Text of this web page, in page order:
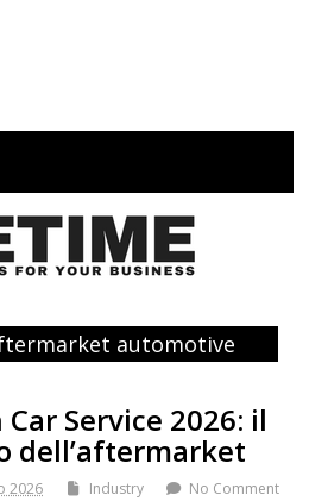
automotive
Car Service 2026: il
dell’aftermarket
2026 Industry No Comment